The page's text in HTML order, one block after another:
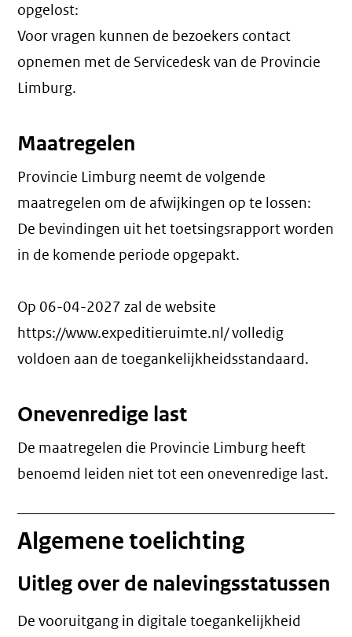
opgelost:
Voor vragen kunnen de bezoekers contact
opnemen met de Servicedesk van de Provincie
Limburg.
Maatregelen
Provincie Limburg neemt de volgende
maatregelen om de afwijkingen op te lossen:
De bevindingen uit het toetsingsrapport worden
in de komende periode opgepakt.
Op 06-04-2027 zal de website
https://www.expeditieruimte.nl/ volledig
voldoen aan de toegankelijkheidsstandaard.
Onevenredige last
De maatregelen die Provincie Limburg heeft
benoemd leiden niet tot een onevenredige last.
Algemene toelichting
Uitleg over de nalevingsstatussen
De vooruitgang in digitale toegankelijkheid